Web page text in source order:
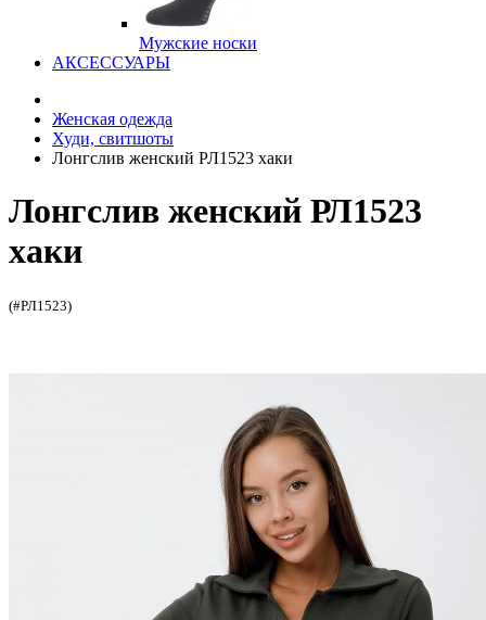
Мужские носки
АКСЕССУАРЫ
Женская одежда
Худи, свитшоты
Лонгслив женский РЛ1523 хаки
Лонгслив женский РЛ1523
хаки
(#РЛ1523)